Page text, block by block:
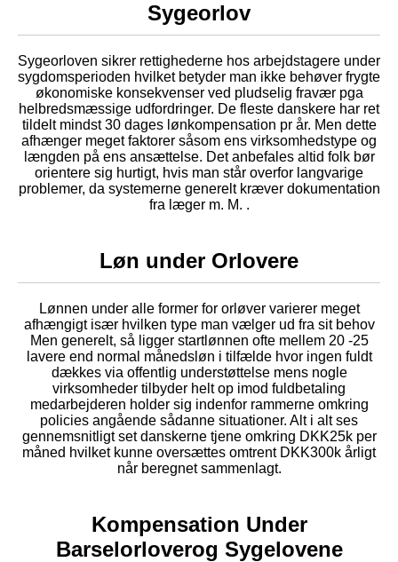
Sygeorlov
Sygeorloven sikrer rettighederne hos arbejdstagere under
sygdomsperioden hvilket betyder man ikke behøver frygte
økonomiske konsekvenser ved pludselig fravær pga
helbredsmæssige udfordringer. De fleste danskere har ret
tildelt mindst 30 dages lønkompensation pr år. Men dette
afhænger meget faktorer såsom ens virksomhedstype og
længden på ens ansættelse. Det anbefales altid folk bør
orientere sig hurtigt, hvis man står overfor langvarige
problemer, da systemerne generelt kræver dokumentation
fra læger m. M. .
Løn under Orlovere
Lønnen under alle former for orløver varierer meget
afhængigt især hvilken type man vælger ud fra sit behov
Men generelt, så ligger startlønnen ofte mellem 20 -25
lavere end normal månedsløn i tilfælde hvor ingen fuldt
dækkes via offentlig understøttelse mens nogle
virksomheder tilbyder helt op imod fuldbetaling
medarbejderen holder sig indenfor rammerne omkring
policies angående sådanne situationer. Alt i alt ses
gennemsnitligt set danskerne tjene omkring DKK25k per
måned hvilket kunne oversættes omtrent DKK300k årligt
når beregnet sammenlagt.
Kompensation Under
Barselorloverog Sygelovene